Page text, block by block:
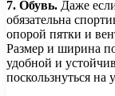
7. Обувь. Даже
обязательна
опорой пятки и
Размер и ширина
удобной и
поскользнуться на